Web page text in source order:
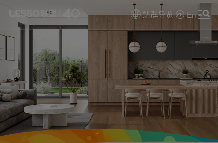
站群导览 En